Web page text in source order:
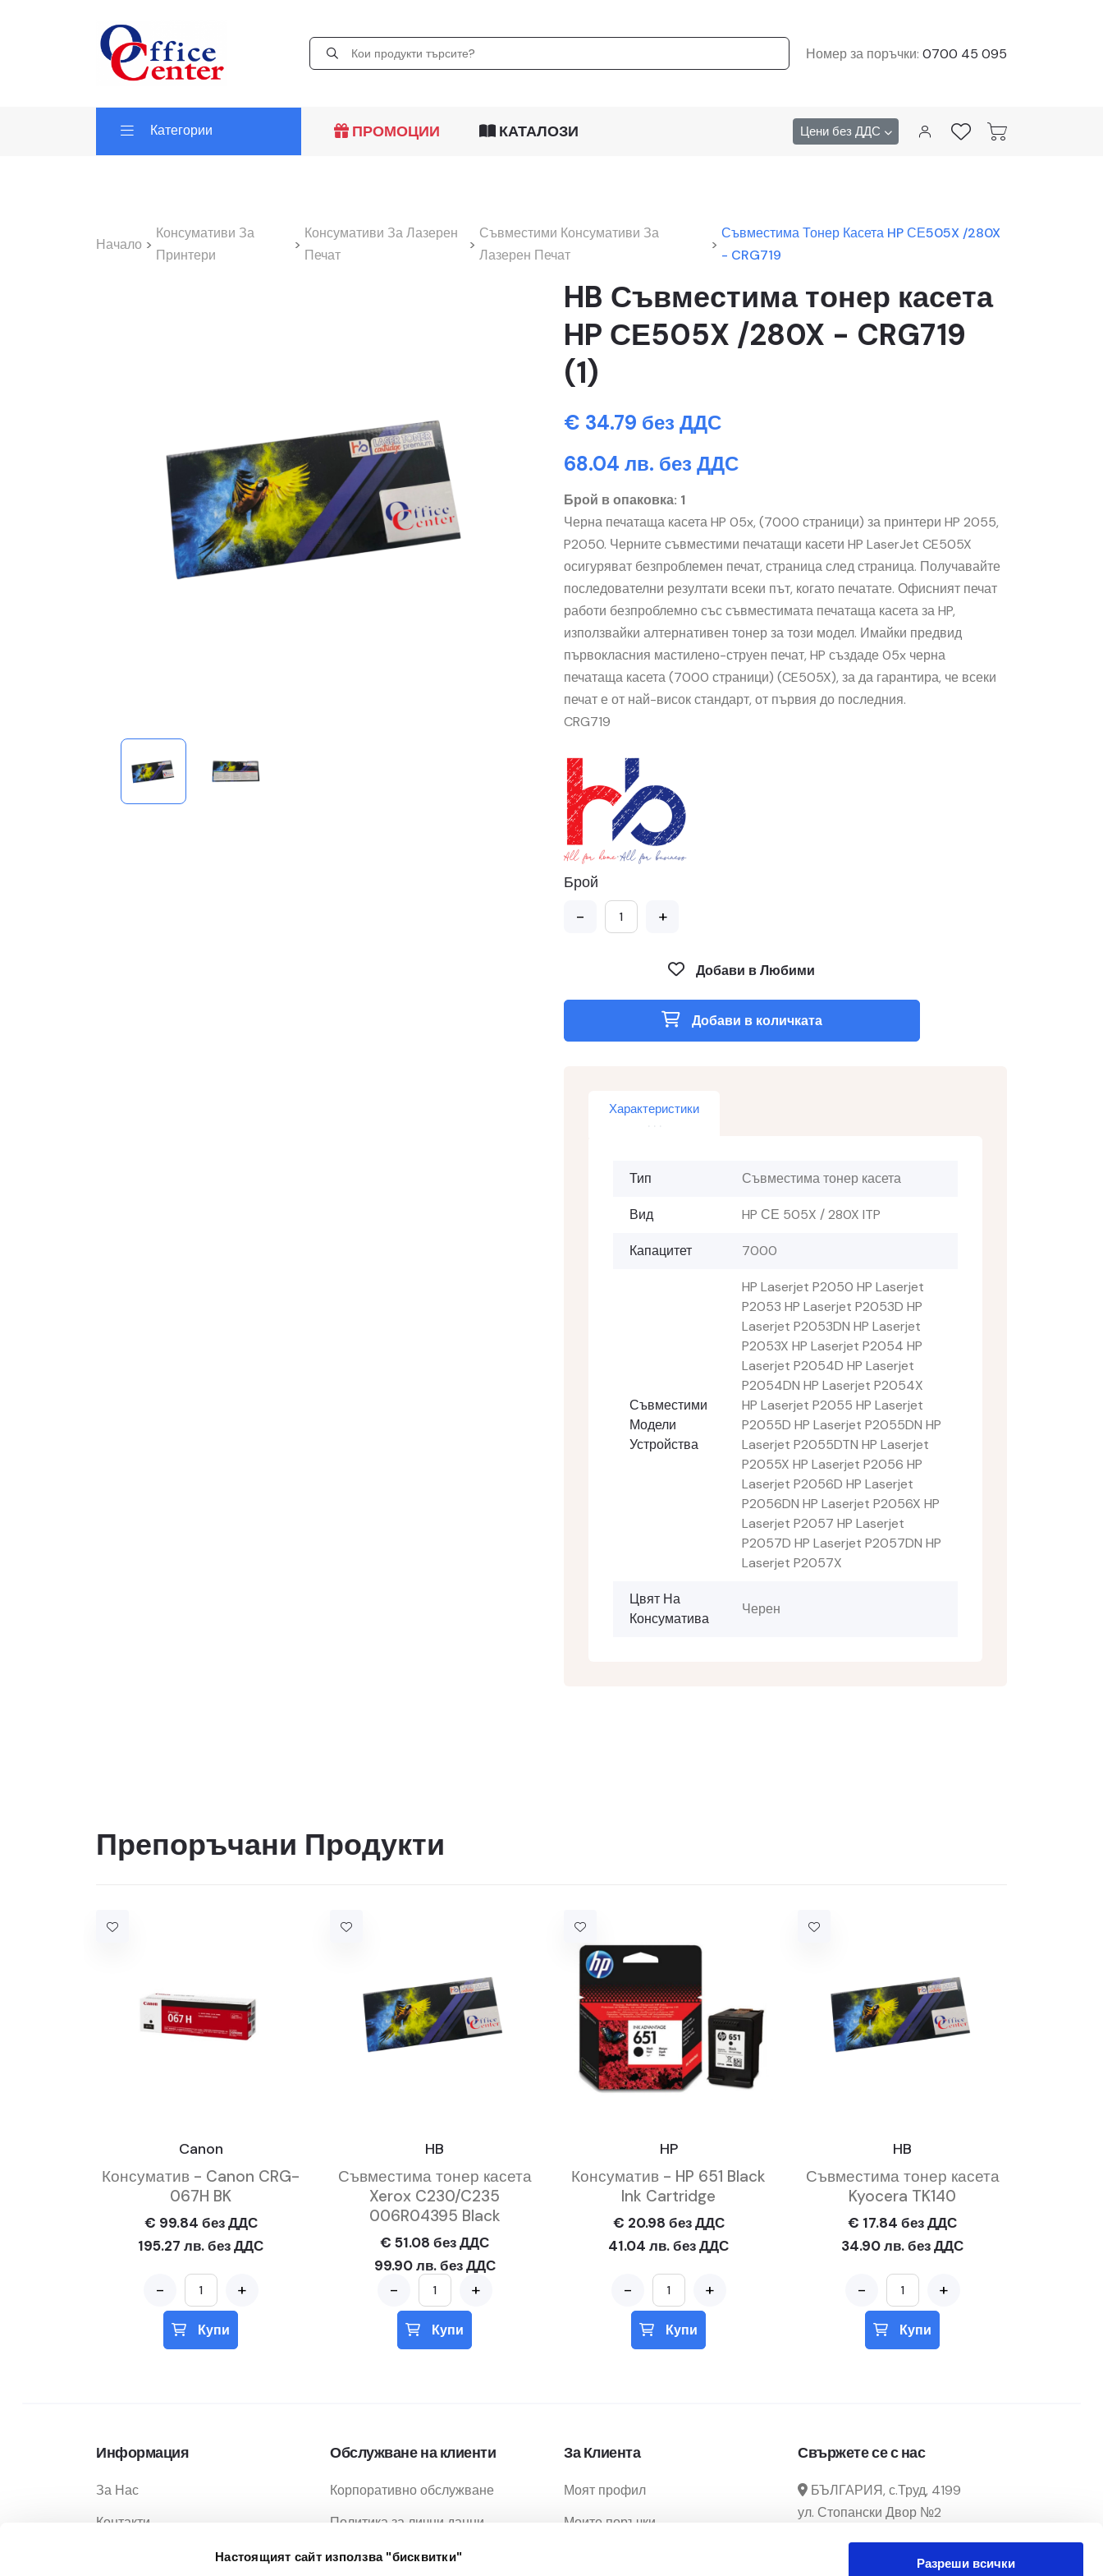
Настоящият сайт използва "бисквитки"
Разреши всички
Номер за поръчки: 0700 45 095
Категории ПРОМОЦИИ КАТАЛОЗИ Цени без ДДС
Начало >
Консумативи За
Принтери
>
Консумативи За Лазерен
Печат
>
Съвместими Консумативи За
Лазерен Печат
>
Съвместима Тонер Касета HP СЕ505X /280X
- CRG719
HB Съвместима тонер касета
HP СЕ505X /280X - CRG719
(1)
€ 34.79 без ДДС
68.04 лв. без ДДС
Брой в опаковка: 1
Черна печатаща касета HP 05x, (7000 страници) за принтери HP 2055,
P2050. Черните съвместими печатащи касети HP LaserJet CE505X
осигуряват безпроблемен печат, страница след страница. Получавайте
последователни резултати всеки път, когато печатате. Офисният печат
работи безпроблемно със съвместимата печатаща касета за HP,
използвайки алтернативен тонер за този модел. Имайки предвид
първокласния мастилено-струен печат, HP създаде 05x черна
печатаща касета (7000 страници) (CE505X), за да гарантира, че всеки
печат е от най-висок стандарт, от първия до последния.
CRG719
Брой
- +
Добави в Любими
Добави в количката
Характеристики
Тип Съвместима тонер касета
Вид HP СЕ 505X / 280X ITP
Капацитет 7000
Съвместими
Модели
Устройства
HP Laserjet P2050 HP Laserjet
P2053 HP Laserjet P2053D HP
Laserjet P2053DN HP Laserjet
P2053X HP Laserjet P2054 HP
Laserjet P2054D HP Laserjet
P2054DN HP Laserjet P2054X
HP Laserjet P2055 HP Laserjet
P2055D HP Laserjet P2055DN HP
Laserjet P2055DTN HP Laserjet
P2055X HP Laserjet P2056 HP
Laserjet P2056D HP Laserjet
P2056DN HP Laserjet P2056X HP
Laserjet P2057 HP Laserjet
P2057D HP Laserjet P2057DN HP
Laserjet P2057X
Цвят На
Консуматива
Черен
Препоръчани Продукти
Canon
Консуматив - Canon CRG-
067H BK
€ 99.84 без ДДС
195.27 лв. без ДДС
- +
Купи
HB
Съвместима тонер касета
Xerox C230/C235
006R04395 Black
€ 51.08 без ДДС
99.90 лв. без ДДС
- +
Купи
HP
Консуматив - HP 651 Black
Ink Cartridge
€ 20.98 без ДДС
41.04 лв. без ДДС
- +
Купи
HB
Съвместима тонер касета
Kyocera TK140
€ 17.84 без ДДС
34.90 лв. без ДДС
- +
Купи
Информация
За Нас
Контакти
Обслужване на клиенти
Корпоративно обслужване
Политика за лични данни
Политика за бисквитки
За Клиента
Моят профил
Моите поръчки
Свържете се с нас
БЪЛГАРИЯ, с.Труд, 4199
ул. Стопански Двор №2
manager@officecenter-